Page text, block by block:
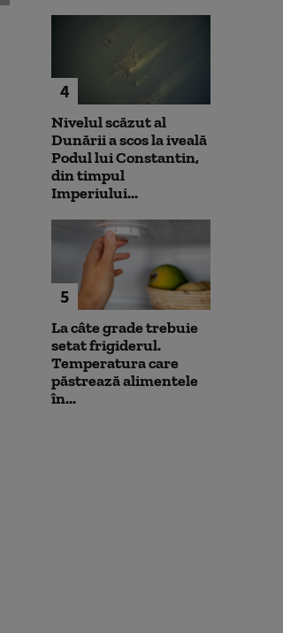
Nicușor Dan spune, din nou,
moneda euro: „E un proces
de durată care trebuie
Emil Boc,
4
Nivelul scăzut al
Dunării a scos la iveală
Podul lui Constantin,
din timpul
Imperiului...
5
La câte grade trebuie
setat frigiderul.
Temperatura care
păstrează alimentele
în...